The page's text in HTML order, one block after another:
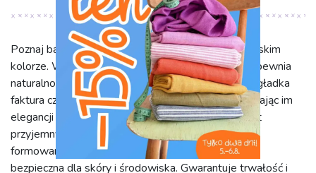
Poznaj bawełniany sznur skręcany 12 mm w niebieskim
kolorze. Wykonany w 100% z czystej bawełny, zapewnia
naturalność, miękkość i trwałość. Jednolita barwa i gładka
faktura czynią go idealnym do wielu projektów, dodając im
elegancji i świeżości. Sznur o szerokości 1.2 cm jest
przyjemny w pracy: elastyczny, łatwy do wiązania i
formowania, odporny na strzępienie. Bawełna jest
bezpieczna dla skóry i środowiska. Gwarantuje trwałość i